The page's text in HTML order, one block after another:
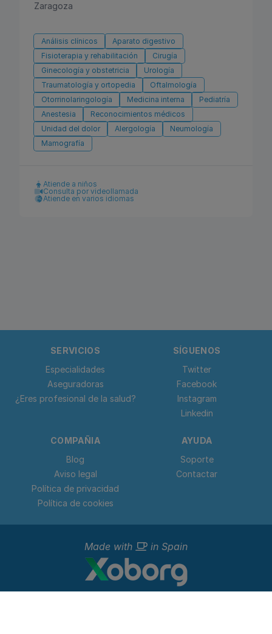
Zaragoza
Análisis clínicos
Aparato digestivo
Fisioterapia y rehabilitación
Cirugía
Ginecología y obstetricia
Urología
Traumatología y ortopedia
Oftalmología
Otorrinolaringología
Medicina interna
Pediatría
Anestesia
Reconocimientos médicos
Unidad del dolor
Alergología
Neumología
Mamografía
Atiende a niños
Consulta por videollamada
Atiende en varios idiomas
SERVICIOS
Especialidades
Aseguradoras
¿Eres profesional de la salud?
SÍGUENOS
Twitter
Facebook
Instagram
Linkedin
COMPAÑIA
Blog
Aviso legal
Política de privacidad
Política de cookies
AYUDA
Soporte
Contactar
Made with in Spain